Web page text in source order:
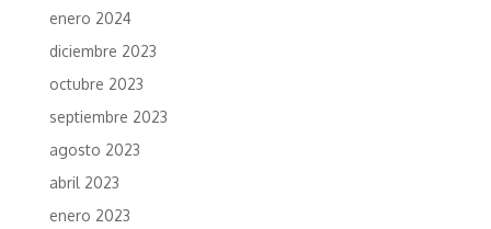
enero 2024
diciembre 2023
octubre 2023
septiembre 2023
agosto 2023
abril 2023
enero 2023